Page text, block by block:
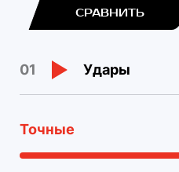
СРАВНИТЬ
01 Удары
Точные